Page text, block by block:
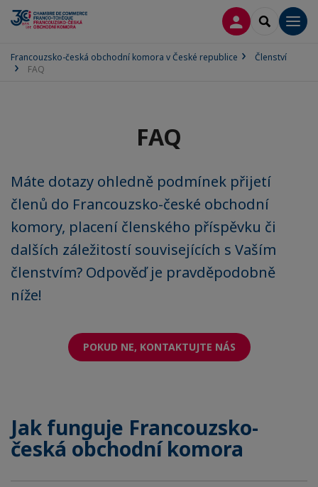
PŘIPOJIT SE
SEARCH
Francouzsko-česká obchodní komora v České republice
Členství
FAQ
FAQ
Máte dotazy ohledně podmínek přijetí
členů do Francouzsko-české obchodní
komory, placení členského příspěvku či
dalších záležitostí souvisejících s Vaším
členstvím? Odpověď je pravděpodobně
níže!
POKUD NE, KONTAKTUJTE NÁS
Jak funguje Francouzsko-
česká obchodní komora